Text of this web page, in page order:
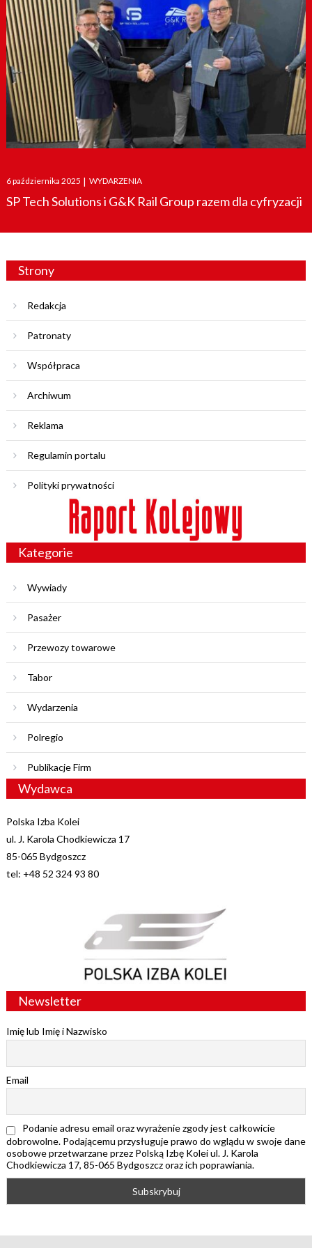
Posted
on
6 października 2025 | WYDARZENIA
SP Tech Solutions i G&K Rail Group razem dla cyfryzacji
Strony
Redakcja
Patronaty
Współpraca
Archiwum
Reklama
Regulamin portalu
Polityki prywatności
Kategorie
Wywiady
Pasażer
Przewozy towarowe
Tabor
Wydarzenia
Polregio
Publikacje Firm
Wydawca
Polska Izba Kolei
ul. J. Karola Chodkiewicza 17
85-065 Bydgoszcz
tel: +48 52 324 93 80
Newsletter
Imię lub Imię i Nazwisko
Email
Podanie adresu email oraz wyrażenie zgody jest całkowicie
dobrowolne. Podającemu przysługuje prawo do wglądu w swoje dane
osobowe przetwarzane przez Polską Izbę Kolei ul. J. Karola
Chodkiewicza 17, 85-065 Bydgoszcz oraz ich poprawiania.